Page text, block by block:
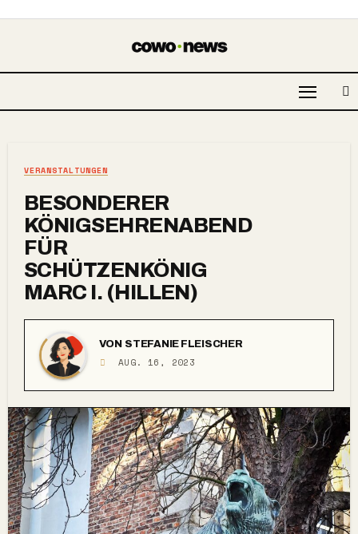
VERANSTALTUNGEN
BESONDERER
KÖNIGSEHRENABEND
FÜR
SCHÜTZENKÖNIG
MARC I. (HILLEN)
VON STEFANIE FLEISCHER
AUG. 16, 2023